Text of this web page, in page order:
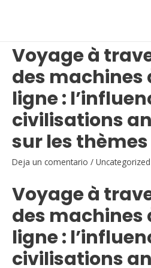
Voyage à
des machines
ligne :
civilisations
sur les
Deja un comentario / Uncategorized
Voyage à
des machines
ligne :
civilisations